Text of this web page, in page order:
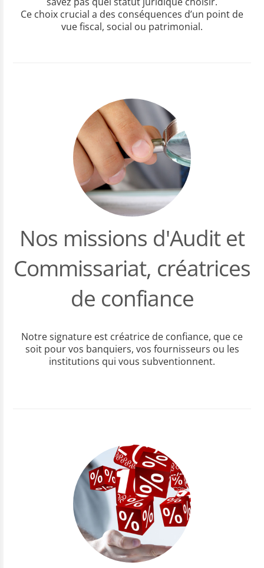
Ce choix crucial a des conséquences d’un point de
vue fiscal, social ou patrimonial.
Nos missions d'Audit et
Commissariat, créatrices
de confiance
Notre signature est créatrice de confiance, que ce
soit pour vos banquiers, vos fournisseurs ou les
institutions qui vous subventionnent.